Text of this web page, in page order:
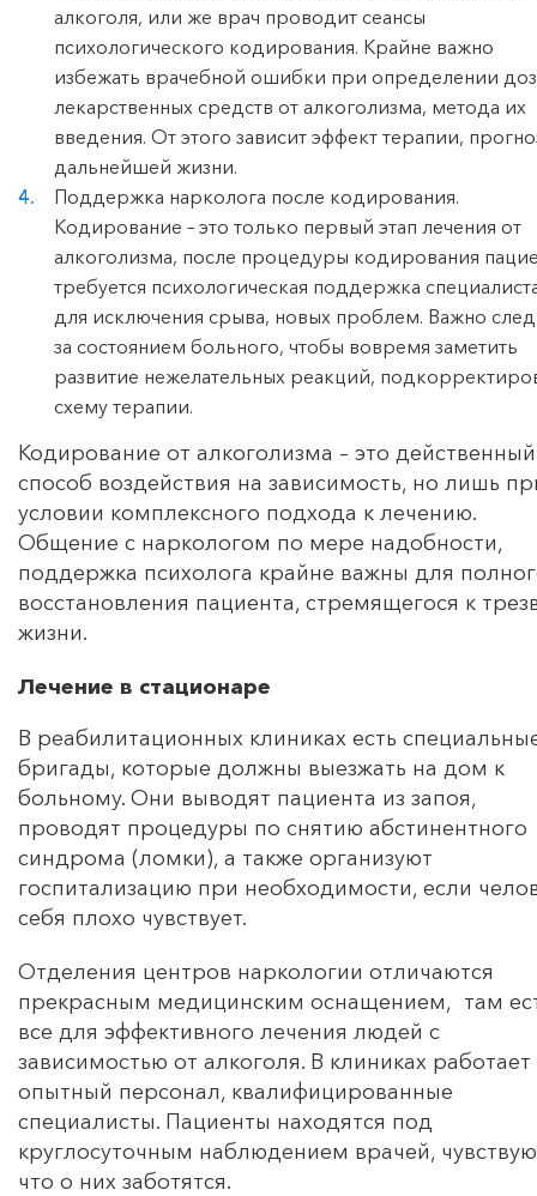
алкоголя, или же врач проводит сеансы
психологического кодирования. Крайне важно
избежать врачебной ошибки при определении доз
лекарственных средств от алкоголизма, метода их
введения. От этого зависит эффект терапии,
дальнейшей жизни.
Поддержка нарколога после кодирования.
Кодирование – это только первый этап лечения от
алкоголизма, после процедуры кодирования
требуется психологическая поддержка
для исключения срыва, новых проблем. Важно
за состоянием больного, чтобы вовремя заметить
развитие нежелательных реакций,
схему терапии.
Кодирование от алкоголизма – это действенный
способ воздействия на зависимость, но лишь
условии комплексного подхода к лечению.
Общение с наркологом по мере надобности,
поддержка психолога крайне важны для
восстановления пациента, стремящегося к
жизни.
Лечение в стационаре
В реабилитационных клиниках есть
бригады, которые должны выезжать на дом к
больному. Они выводят пациента из запоя,
проводят процедуры по снятию абстинентного
синдрома (ломки), а также организуют
госпитализацию при необходимости, если
себя плохо чувствует.
Отделения центров наркологии отличаются
прекрасным медицинским оснащением, там
все для эффективного лечения людей с
зависимостью от алкоголя. В клиниках работает
опытный персонал, квалифицированные
специалисты. Пациенты находятся под
круглосуточным наблюдением врачей,
что о них заботятся.